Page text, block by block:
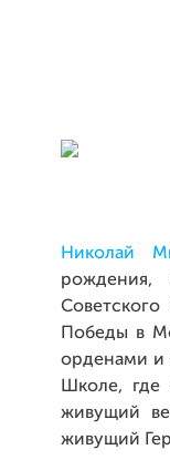
Николай
рождения,
Победы в
орденами и
Школе,
живущий
живущий